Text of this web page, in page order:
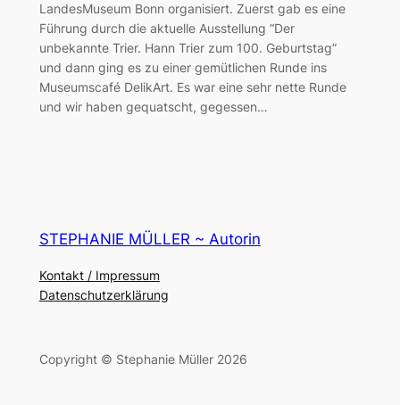
LandesMuseum Bonn organisiert. Zuerst gab es eine
Führung durch die aktuelle Ausstellung “Der
unbekannte Trier. Hann Trier zum 100. Geburtstag”
und dann ging es zu einer gemütlichen Runde ins
Museumscafé DelikArt. Es war eine sehr nette Runde
und wir haben gequatscht, gegessen…
STEPHANIE MÜLLER ~ Autorin
Kontakt / Impressum
Datenschutzerklärung
Copyright © Stephanie Müller 2026